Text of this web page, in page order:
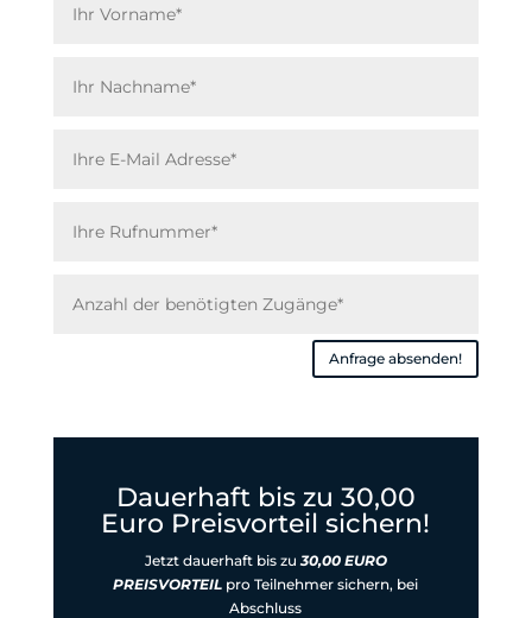
Anfrage absenden!
Dauerhaft bis zu 30,00
Euro Preisvorteil sichern!
Jetzt dauerhaft bis zu 30,00 EURO
PREISVORTEIL pro Teilnehmer sichern, bei
Abschluss